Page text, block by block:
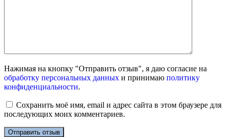
Нажимая на кнопку "Отправить отзыв", я даю согласие на
обработку персональных данных и принимаю политику
конфиденциальности.
Сохранить моё имя, email и адрес сайта в этом браузере для
последующих моих комментариев.